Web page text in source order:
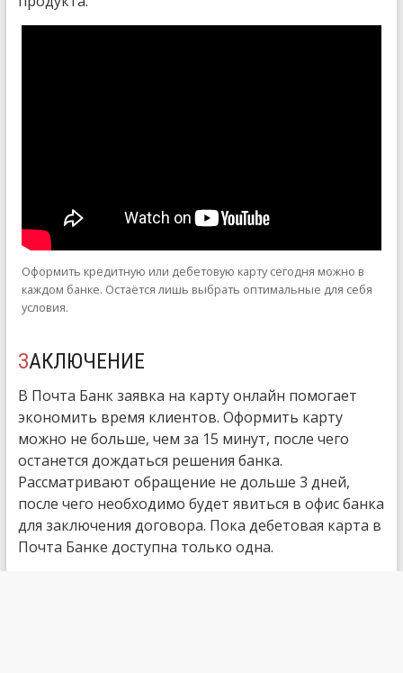
Оформить кредитную или дебетовую карту сегодня можно в
каждом банке. Остаётся лишь выбрать оптимальные для себя
условия.
ЗАКЛЮЧЕНИЕ
В Почта Банк заявка на карту онлайн помогает
экономить время клиентов. Оформить карту
можно не больше, чем за 15 минут, после чего
останется дождаться решения банка.
Рассматривают обращение не дольше 3 дней,
после чего необходимо будет явиться в офис банка
для заключения договора. Пока дебетовая карта в
Почта Банке доступна только одна.